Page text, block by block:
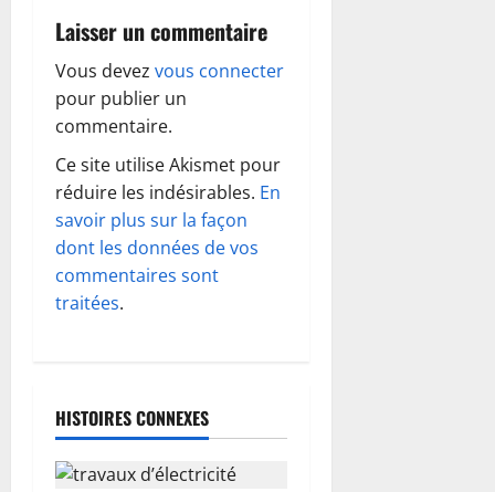
a
t
i
o
n
d
’
r
t
Laisser un commentaire
Vous devez vous connecter
pour publier un
commentaire.
Ce site utilise Akismet pour
réduire les indésirables. En
savoir plus sur la façon
dont les données de vos
commentaires sont
traitées.
HISTOIRES CONNEXES